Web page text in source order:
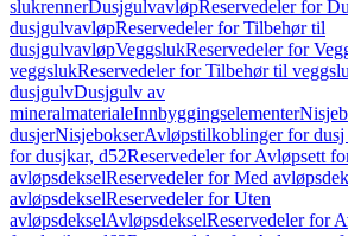
slukrennerDusjgulvavløpReservedeler for
dusjgulvavløpReservedeler for Tilbehør til
dusjgulvavløpVeggslukReservedeler for
veggslukReservedeler for Tilbehør til
dusjgulvDusjgulv av
mineralmaterialeInnbyggingselementer
dusjerNisjebokserAvløpstilkoblinger for dusj
for dusjkar, d52Reservedeler for Avløpsett
avløpsdekselReservedeler for Med
avløpsdekselReservedeler for Uten
avløpsdekselAvløpsdekselReservedeler for